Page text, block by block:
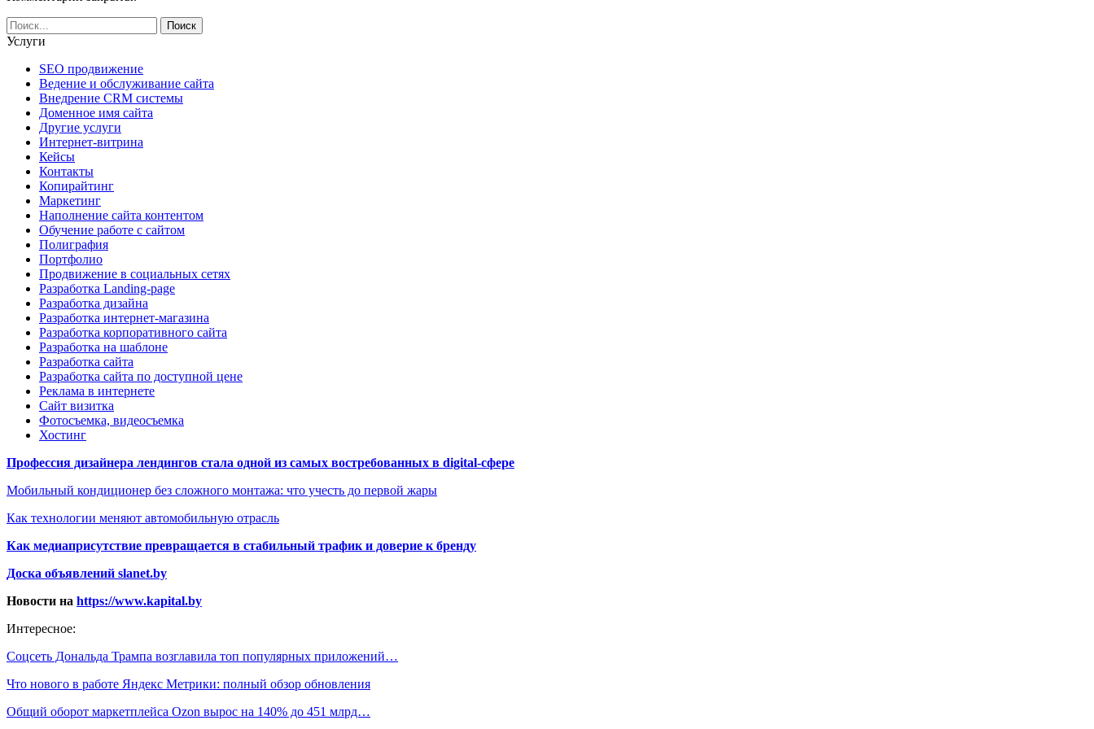
Услуги
SEO продвижение
Ведение и обслуживание сайта
Внедрение CRM системы
Доменное имя сайта
Другие услуги
Интернет-витрина
Кейсы
Контакты
Копирайтинг
Маркетинг
Наполнение сайта контентом
Обучение работе с сайтом
Полиграфия
Портфолио
Продвижение в социальных сетях
Разработка Landing-page
Разработка дизайна
Разработка интернет-магазина
Разработка корпоративного сайта
Разработка на шаблоне
Разработка сайта
Разработка сайта по доступной цене
Реклама в интернете
Сайт визитка
Фотосъемка, видеосъемка
Хостинг
Профессия дизайнера лендингов стала одной из самых востребованных в digital-сфере
Мобильный кондиционер без сложного монтажа: что учесть до первой жары
Как технологии меняют автомобильную отрасль
Как медиаприсутствие превращается в стабильный трафик и доверие к бренду
Доска объявлений slanet.by
Новости на https://www.kapital.by
Интересное:
Соцсеть Дональда Трампа возглавила топ популярных приложений…
Что нового в работе Яндекс Метрики: полный обзор обновления
Общий оборот маркетплейса Ozon вырос на 140% до 451 млрд…